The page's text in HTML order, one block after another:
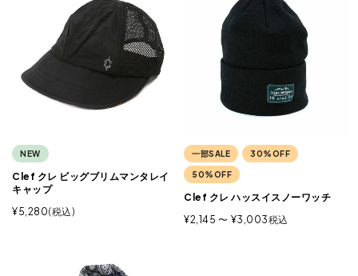
NEW
Clef クレ ビッグブリムマンタレイ
キャップ
¥5,280 税込
一部SALE 30%OFF
50%OFF
Clef クレ ハッスイスノーワッチ
¥2,145 〜 ¥3,003税込